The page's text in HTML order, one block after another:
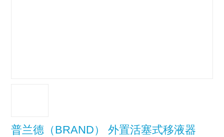
普兰德（BRAND） 外置活塞式移液器